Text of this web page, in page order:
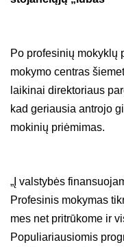
Po profesinių mokyklų
mokymo centras
laikinai direktoriaus
kad geriausia antrojo
mokinių priėmimas.
„Į valstybės
Profesinis mokymas
mes net pritrūkome ir
Populiariausiomis